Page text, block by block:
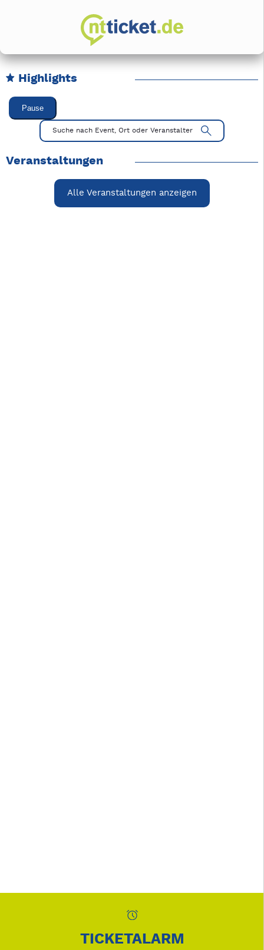
Highlights
Karussell Veranstaltungen überspringen
Pause
Mit Tab zu den Steuerelementen wechseln. Mit Pfeiltasten
Suche nach Event, Ort oder Veranstalter
Veranstaltungen
Alle Veranstaltungen anzeigen
TICKETALARM